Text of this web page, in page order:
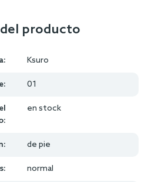
producto
Ksuro
01
en stock
de pie
normal